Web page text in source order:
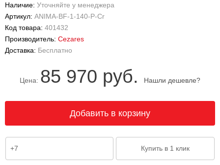
Наличие: Уточняйте у менеджера
Артикул: ANIMA-BF-1-140-P-Cr
Код товара: 401432
Производитель: Cezares
Доставка: Бесплатно
Цена: 85 970 руб. Нашли дешевле?